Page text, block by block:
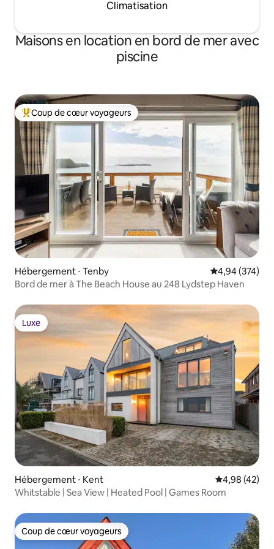
Climatisation
Maisons en location en bord de mer avec
piscine
Coups de cœur voyageurs les plus appréciés
Coup de cœur voyageurs
Hébergement ⋅ Tenby Évaluation
4,94 (374)
Bord de mer à The Beach House au 248 Lydstep Haven
Luxe
Luxe
Hébergement ⋅ Kent Évaluation
4,98 (42)
Whitstable | Sea View | Heated Pool | Games Room
Coup de cœur voyageurs
Coup de cœur voyageurs